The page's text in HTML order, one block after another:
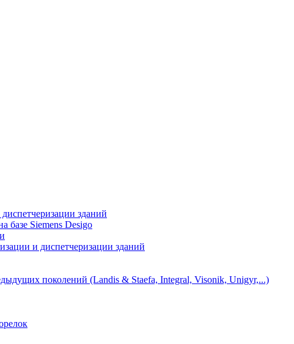
зданий
базе Siemens Desigo
и диспетчеризации зданий
поколений (Landis & Staefa, Integral, Visonik, Unigyr,...)